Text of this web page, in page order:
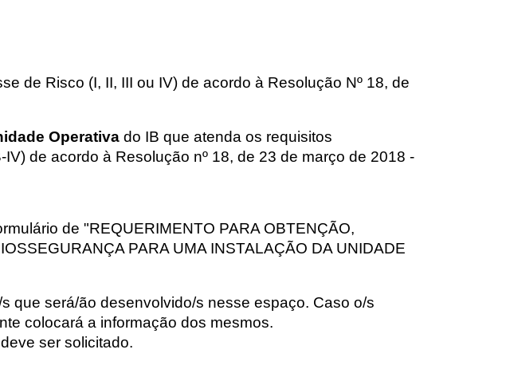
de Risco (I, II, III ou IV) de acordo à Resolução Nº 18, de
Operativado IB que atenda os requisitos
de acordo à Resolução nº 18, de 23 de março de 2018 -
de "REQUERIMENTO PARA OBTENÇÃO,
PARA UMA INSTALAÇÃO DA UNIDADE
que será/ão desenvolvido/s nesse espaço. Caso o/s
colocará a informação dos mesmos.
ser solicitado.